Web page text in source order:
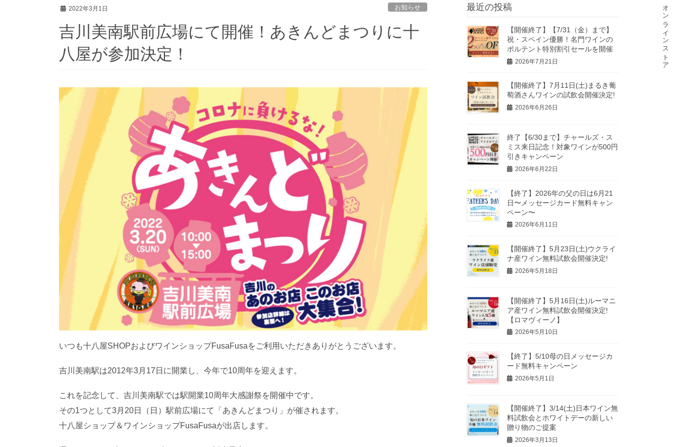
2022年3月1日 お知らせ
吉川美南駅前広場にて開催！あきんどまつりに十
八屋が参加決定！
いつも十八屋SHOPおよびワインショップFusaFusaをご利用いただきありがとうございます。
吉川美南駅は2012年3月17日に開業し、今年で10周年を迎えます。
これを記念して、吉川美南駅では駅開業10周年大感謝祭を開催中です。
その1つとして3月20日（日）駅前広場にて「あきんどまつり」が催されます。
十八屋ショップ＆ワインショップFusaFusaが出店します。
最近の投稿
【開催終了】【7/31（金）まで】
祝・スペイン優勝！名門ワインの
ポルテント特別割引セールを開催
2026年7月21日
【開催終了】7月11日(土)まるき葡
萄酒さんワインの試飲会開催決定!
2026年6月26日
終了【6/30まで】チャールズ・ス
ミス来日記念！対象ワインが500円
引きキャンペーン
2026年6月22日
【終了】2026年の父の日は6月21
日〜メッセージカード無料キャン
ペーン〜
2026年6月11日
【開催終了】5月23日(土)ウクライ
ナ産ワイン無料試飲会開催決定!
2026年5月18日
【開催終了】5月16日(土)ルーマニ
ア産ワイン無料試飲会開催決定!
【ロマヴィーノ】
2026年5月10日
【終了】5/10母の日メッセージカ
ード無料キャンペーン
2026年5月1日
【開催終了】3/14(土)日本ワイン無
料試飲会とホワイトデーの新しい
贈り物のご提案
2026年3月13日
オンラインストア